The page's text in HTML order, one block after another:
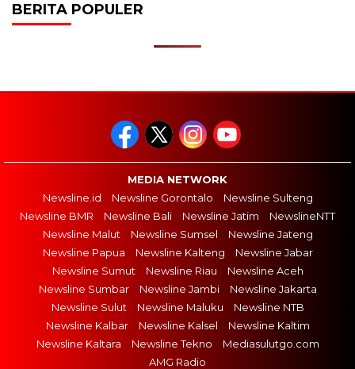
BERITA POPULER
MEDIA NETWORK
Newsline.id
Newsline Gorontalo
Newsline Sulteng
Newsline BMR
Newsline Bali Newsline Jatim
NewslineNTT
Newsline Malut
Newsline Sumsel
Newsline Jateng
Newsline Papua
Newsline Kalteng
Newsline Jabar
Newsline Sumut
Newsline Riau
Newsline Aceh
Newsline Sumbar
Newsline Jambi
Newsline Jakarta
Newsline Sulut
Newsline Maluku
Newsline NTB
Newsline Kalbar
Newsline Kalsel
Newsline Kaltim
Newsline Kaltara
Newsline Tekno
Mediasulutgo.com
AMG Radio